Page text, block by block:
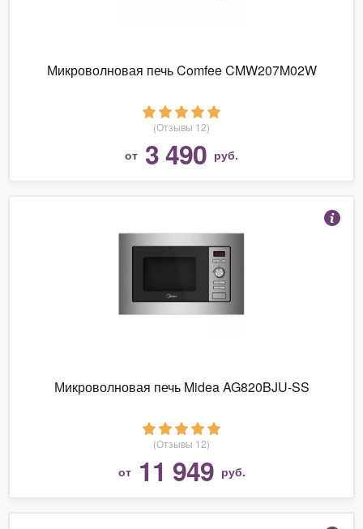
Микроволновая печь Comfee CMW207M02W
(Отзывы 12)
от 3 490 руб.
Микроволновая печь Midea AG820BJU-SS
(Отзывы 12)
от 11 949 руб.